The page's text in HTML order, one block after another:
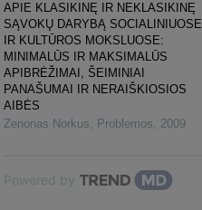
APIE KLASIKINĘ IR NEKLASIKINĘ
SĄVOKŲ DARYBĄ SOCIALINIUOSE
IR KULTŪROS MOKSLUOSE:
MINIMALŪS IR MAKSIMALŪS
APIBRĖŽIMAI, ŠEIMINIAI
PANAŠUMAI IR NERAIŠKIOSIOS
AIBĖS
Zenonas Norkus, Problemos, 2009
Powered by